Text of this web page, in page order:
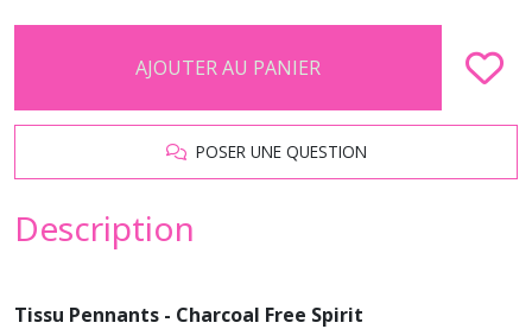
AJOUTER AU PANIER
POSER UNE QUESTION
Description
Tissu Pennants - Charcoal Free Spirit